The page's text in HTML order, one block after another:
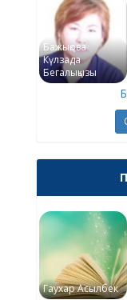
Бажықова
Күлзада
Бегалықызы
Гаухар Асылбек